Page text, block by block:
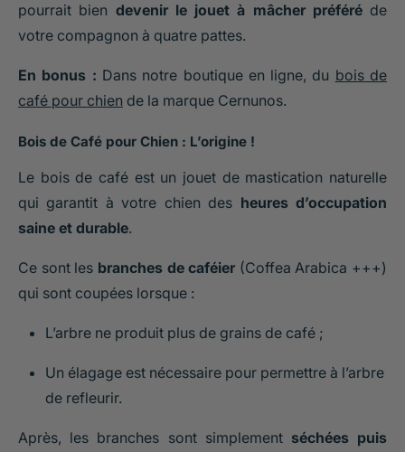
pourrait bien devenir le jouet à mâcher préféréde
votre compagnon à quatre pattes.
En bonus : Dans notre boutique en ligne, du bois de
café pour chien de la marque Cernunos.
Bois de Café pour Chien : L’origine !
Le bois de café est un jouet de mastication naturelle
qui garantit à votre chien des heures d’occupation
saine et durable.
Ce sont les branches de caféier (Coffea Arabica +++)
qui sont coupées lorsque :
L’arbre ne produit plus de grains de café ;
Un élagage est nécessaire pour permettre à l’arbre
de refleurir.
Après, les branches sont simplement séchées puis